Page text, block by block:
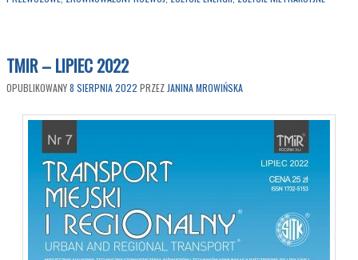
TMIR – LIPIEC 2022
OPUBLIKOWANY8 SIERPNIA 2022 PRZEZ JANINA MROWIŃSKA